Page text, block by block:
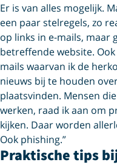
Er is van alles mogelijk.
een paar stelregels, zo
op links in e-mails, maar
betreffende website.
mails waarvan ik de
nieuws bij te houden
plaatsvinden. Mensen
werken, raad ik aan om
kijken. Daar worden
Ook phishing.”
Praktische tips